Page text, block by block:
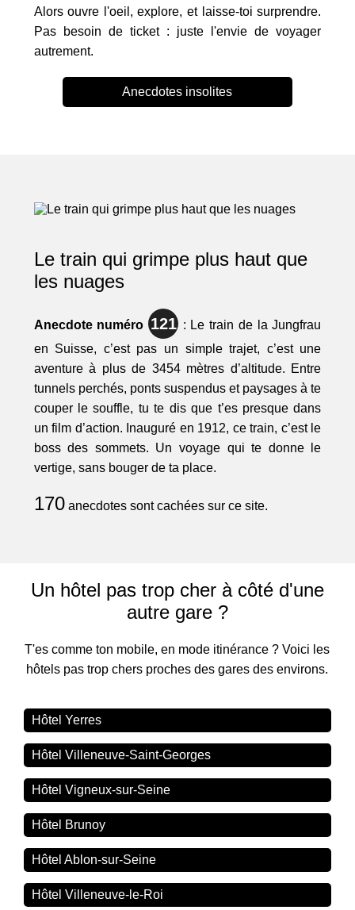
Alors ouvre l'oeil, explore, et laisse-toi surprendre.
Pas besoin de ticket : juste l'envie de voyager
autrement.
Anecdotes insolites
Le train qui grimpe plus haut que
les nuages
Anecdote numéro 121 : Le train de la Jungfrau
en Suisse, c’est pas un simple trajet, c’est une
aventure à plus de 3454 mètres d’altitude. Entre
tunnels perchés, ponts suspendus et paysages à te
couper le souffle, tu te dis que t’es presque dans
un film d’action. Inauguré en 1912, ce train, c’est le
boss des sommets. Un voyage qui te donne le
vertige, sans bouger de ta place.
170anecdotes sont cachées sur ce site.
Un hôtel pas trop cher à côté d'une
autre gare ?
T'es comme ton mobile, en mode itinérance ? Voici les
hôtels pas trop chers proches des gares des environs.
Hôtel Yerres
Hôtel Villeneuve-Saint-Georges
Hôtel Vigneux-sur-Seine
Hôtel Brunoy
Hôtel Ablon-sur-Seine
Hôtel Villeneuve-le-Roi